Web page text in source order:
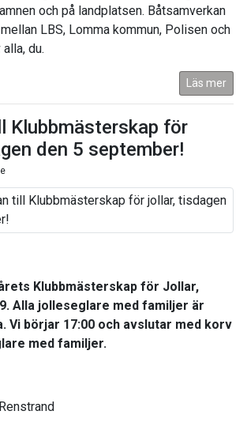
och på landplatsen. Båtsamverkan
LBS, Lomma kommun, Polisen och
du.
Läs mer
Klubbmästerskap för
den 5 september!
Klubbmästerskap för Jollar,
Alla jolleseglare med familjer är
Vi börjar 17:00 och avslutar med korv
med familjer.